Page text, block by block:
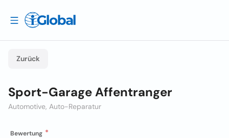
Zurück
Sport-Garage Affentranger
Automotive, Auto-Reparatur
Bewertung